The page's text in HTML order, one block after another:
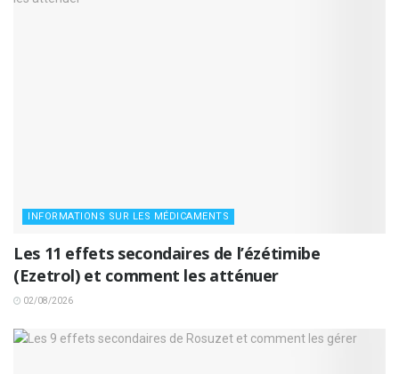
INFORMATIONS SUR LES MÉDICAMENTS
Les 11 effets secondaires de l’ézétimibe
(Ezetrol) et comment les atténuer
02/08/2026